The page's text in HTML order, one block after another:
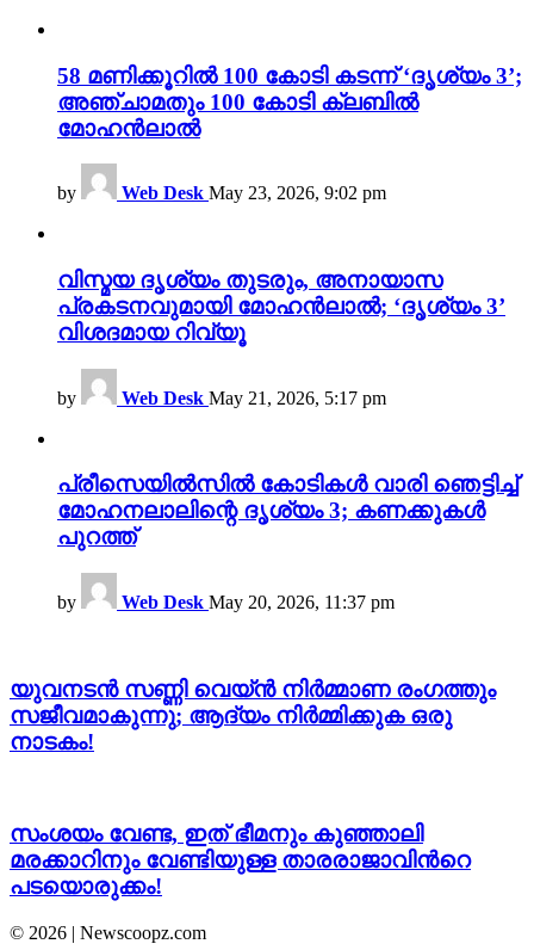
58 മണിക്കൂറിൽ 100 കോടി കടന്ന് ‘ദൃശ്യം 3’;
അഞ്ചാമതും 100 കോടി ക്ലബിൽ
മോഹൻലാൽ
by Web Desk May 23, 2026, 9:02 pm
വിസ്മയ ദൃശ്യം തുടരും, അനായാസ
പ്രകടനവുമായി മോഹൻലാൽ; ‘ദൃശ്യം 3’
വിശദമായ റിവ്യൂ
by Web Desk May 21, 2026, 5:17 pm
പ്രീസെയിൽസിൽ കോടികൾ വാരി ഞെട്ടിച്ച്
മോഹനലാലിന്റെ ദൃശ്യം 3; കണക്കുകൾ
പുറത്ത്
by Web Desk May 20, 2026, 11:37 pm
യുവനടന്‍ സണ്ണി വെയ്ന്‍ നിര്‍മ്മാണ രംഗത്തും
സജീവമാകുന്നു; ആദ്യം നിര്‍മ്മിക്കുക ഒരു
നാടകം!
സംശയം വേണ്ട, ഇത് ഭീമനും കുഞ്ഞാലി
മരക്കാറിനും വേണ്ടിയുള്ള താരരാജാവിന്‍റെ
പടയൊരുക്കം!
© 2026 | Newscoopz.com